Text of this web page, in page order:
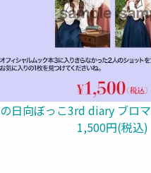
日向ぼっこ3rd diary ブロ
1,500円(税込)